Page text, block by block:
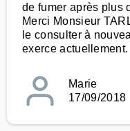
de fumer après plus
Merci Monsieur
le consulter à
exerce actuellement.
Marie
17/09/2018